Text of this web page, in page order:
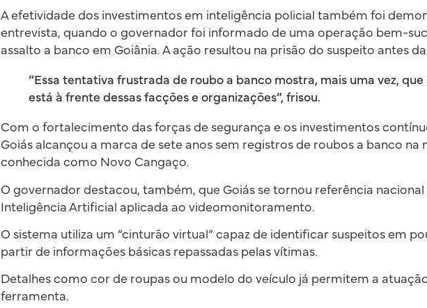
A efetividade dos investimentos em inteligência policial também foi
entrevista, quando o governador foi informado de uma operação bem-
assalto a banco em Goiânia. A ação resultou na prisão do suspeito antes
“Essa tentativa frustrada de roubo a banco mostra, mais uma vez, que
está à frente dessas facções e organizações”, frisou.
Com o fortalecimento das forças de segurança e os investimentos
Goiás alcançou a marca de sete anos sem registros de roubos a banco na
conhecida como Novo Cangaço.
O governador destacou, também, que Goiás se tornou referência nacional
Inteligência Artificial aplicada ao videomonitoramento.
O sistema utiliza um “cinturão virtual” capaz de identificar suspeitos em
partir de informações básicas repassadas pelas vítimas.
Detalhes como cor de roupas ou modelo do veículo já permitem a
ferramenta.